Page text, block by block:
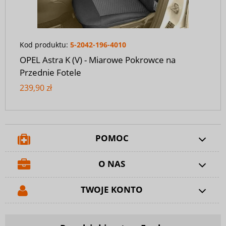
Kod produktu: 5-2042-196-4010
OPEL Astra K (V) - Miarowe Pokrowce na
Przednie Fotele
239,90 zł
POMOC
O NAS
TWOJE KONTO